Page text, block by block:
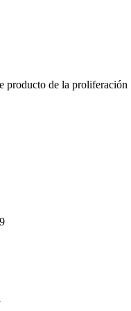
producto de la proliferación